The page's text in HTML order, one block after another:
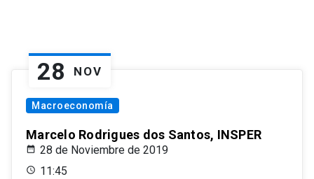
28 NOV
Macroeconomía
Marcelo Rodrigues dos Santos, INSPER
28 de Noviembre de 2019
11:45